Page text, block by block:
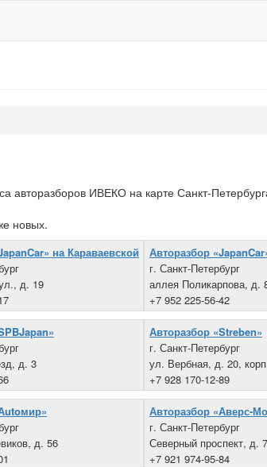
ИВЕКО на карте Санкт-
новых.
на Караваевской
д. 19
Авторазбор
г. Санкт-Петербург
аллея Поликарпова, д.
+7 952 225-56-42
д. 3
Авторазбор «Streben»
г. Санкт-Петербург
ул. Вербная, д. 20,
+7 928 170-12-89
д. 56
Авторазбор «Аверс-
г. Санкт-Петербург
Северный проспект, д. 7
+7 921 974-95-84